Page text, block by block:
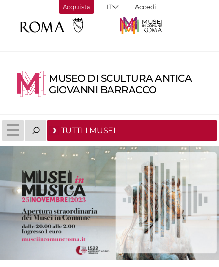
Acquista Accedi
MUSEO DI SCULTURA ANTICA
GIOVANNI BARRACCO
TUTTI I MUSEI